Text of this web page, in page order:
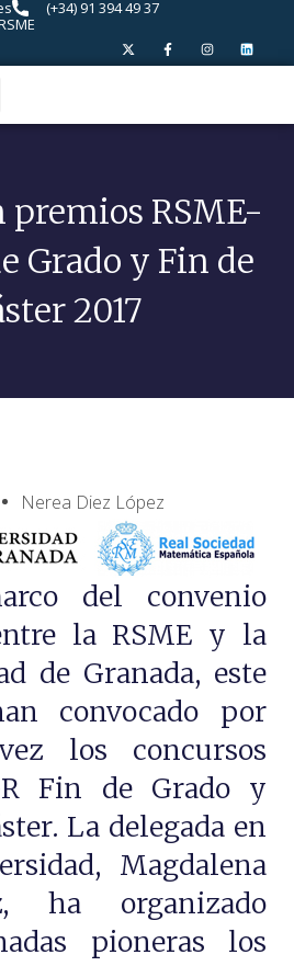
(+34) 91 394 49 37
premios RSME-
Grado y Fin de
2017
Nerea Diez López
del convenio
la RSME y la
de Granada, este
convocado por
los concursos
Fin de Grado y
La delegada en
Magdalena
ha organizado
pioneras los